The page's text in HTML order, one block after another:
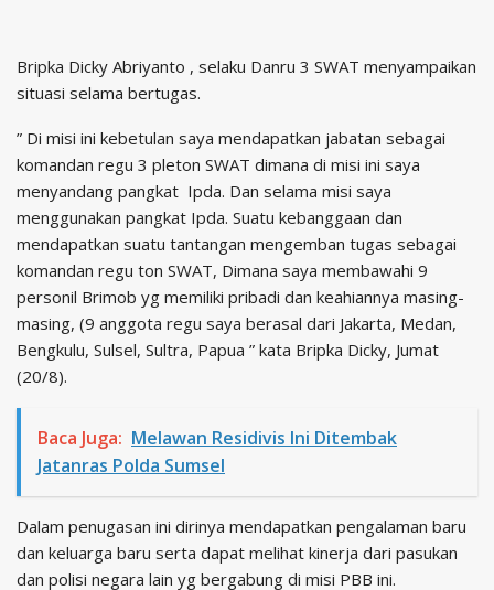
Bripka Dicky Abriyanto , selaku Danru 3 SWAT menyampaikan
situasi selama bertugas.
” Di misi ini kebetulan saya mendapatkan jabatan sebagai
komandan regu 3 pleton SWAT dimana di misi ini saya
menyandang pangkat Ipda. Dan selama misi saya
menggunakan pangkat Ipda. Suatu kebanggaan dan
mendapatkan suatu tantangan mengemban tugas sebagai
komandan regu ton SWAT, Dimana saya membawahi 9
personil Brimob yg memiliki pribadi dan keahiannya masing-
masing, (9 anggota regu saya berasal dari Jakarta, Medan,
Bengkulu, Sulsel, Sultra, Papua ” kata Bripka Dicky, Jumat
(20/8).
Baca Juga: Melawan Residivis Ini Ditembak
Jatanras Polda Sumsel
Dalam penugasan ini dirinya mendapatkan pengalaman baru
dan keluarga baru serta dapat melihat kinerja dari pasukan
dan polisi negara lain yg bergabung di misi PBB ini.